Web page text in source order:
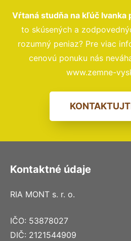
Vŕtaná studňa na kľúč Ivanka
to skúsených a
rozumný peniaz? Pre viac
cenovú ponuku nás
www.zemne-
Kontaktné údaje
RIA MONT s. r. o.
IČO: 53878027
DIČ: 2121544909